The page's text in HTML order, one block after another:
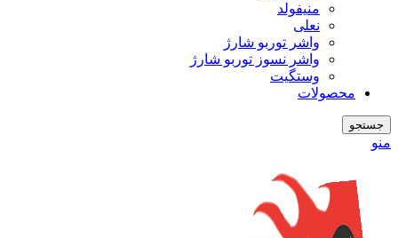
منیفولد
نعلی
واشر توربو شارژ
واشر نسوز توربو شارژ
وستگیت
محصولات
جستجو
منو